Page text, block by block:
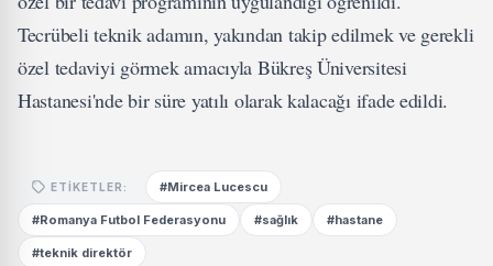
Tecrübeli teknik adamın, yakından takip edilmek ve gerekli
özel tedaviyi görmek amacıyla Bükreş Üniversitesi
Hastanesi'nde bir süre yatılı olarak kalacağı ifade edildi.
ETIKETLER: #Mircea Lucescu
#Romanya Futbol Federasyonu #sağlık #hastane
#teknik direktör